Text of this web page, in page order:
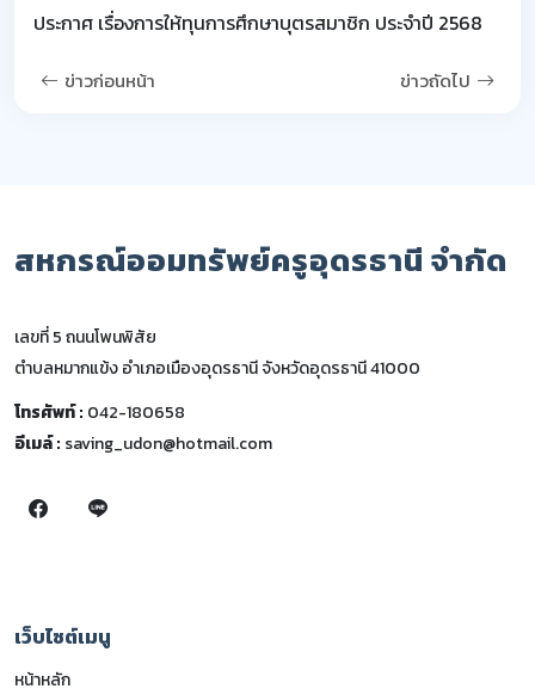
ประกาศ เรื่องการให้ทุนการศึกษาบุตรสมาชิก ประจำปี 2568
ข่าวก่อนหน้า ข่าวถัดไป
สหกรณ์ออมทรัพย์ครูอุดรธานี จำกัด
เลขที่ 5 ถนนโพนพิสัย
ตำบลหมากแข้ง อำเภอเมืองอุดรธานี จังหวัดอุดรธานี 41000
โทรศัพท์ : 042-180658
อีเมล์ : saving_udon@hotmail.com
เว็บไซต์เมนู
หน้าหลัก